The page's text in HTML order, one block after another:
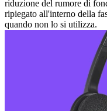
riduzione del rumore di
ripiegato all'interno della
quando non lo si utilizza.